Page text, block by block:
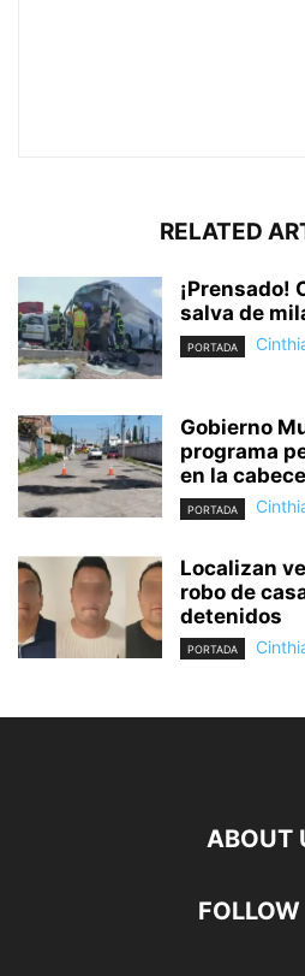
RELATED
¡Prensado!
salva de
PORTADA
Gobierno
programa
en la
PORTADA
Localizan
robo de
detenidos
PORTADA
ABOUT